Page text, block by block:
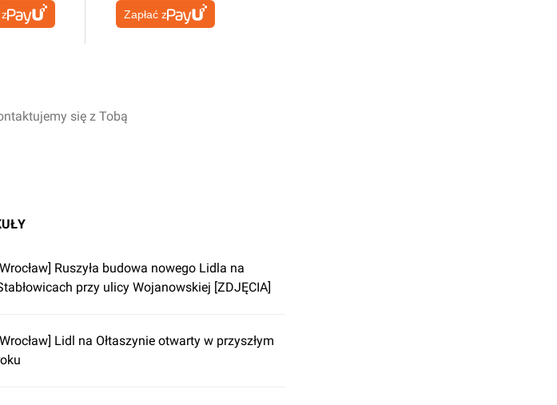
Zapłać z
się z Tobą
Ruszyła budowa nowego Lidla na
przy ulicy Wojanowskiej [ZDJĘCIA]
Lidl na Ołtaszynie otwarty w przyszłym